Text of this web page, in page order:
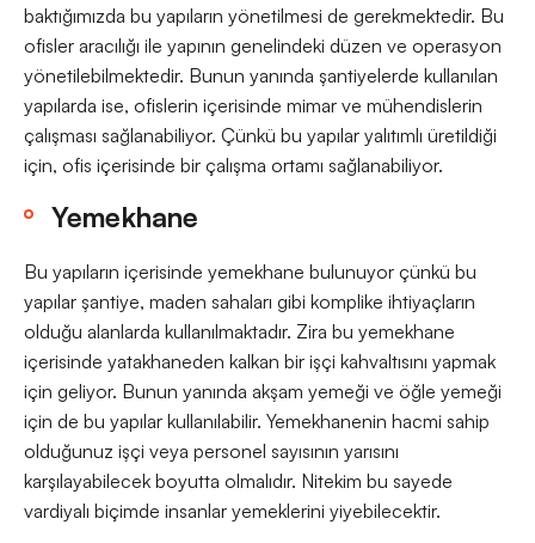
baktığımızda bu yapıların yönetilmesi de gerekmektedir. Bu
ofisler aracılığı ile yapının genelindeki düzen ve operasyon
yönetilebilmektedir. Bunun yanında şantiyelerde kullanılan
yapılarda ise, ofislerin içerisinde mimar ve mühendislerin
çalışması sağlanabiliyor. Çünkü bu yapılar yalıtımlı üretildiği
için, ofis içerisinde bir çalışma ortamı sağlanabiliyor.
Yemekhane
Bu yapıların içerisinde yemekhane bulunuyor çünkü bu
yapılar şantiye, maden sahaları gibi komplike ihtiyaçların
olduğu alanlarda kullanılmaktadır. Zira bu yemekhane
içerisinde yatakhaneden kalkan bir işçi kahvaltısını yapmak
için geliyor. Bunun yanında akşam yemeği ve öğle yemeği
için de bu yapılar kullanılabilir. Yemekhanenin hacmi sahip
olduğunuz işçi veya personel sayısının yarısını
karşılayabilecek boyutta olmalıdır. Nitekim bu sayede
vardiyalı biçimde insanlar yemeklerini yiyebilecektir.